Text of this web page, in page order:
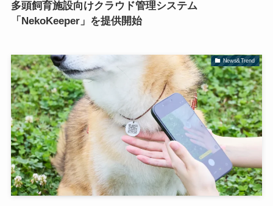
多頭飼育施設向けクラウド管理システム
「NekoKeeper」を提供開始
News&Trend